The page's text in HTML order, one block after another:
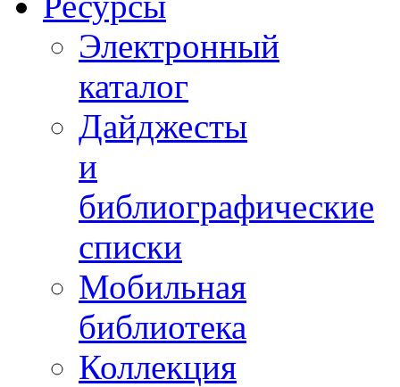
Электронный
каталог
Дайджесты
и
библиографические
списки
Мобильная
библиотека
Коллекция